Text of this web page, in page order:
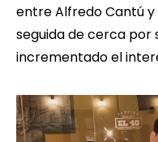
entre Alfredo Cantú y
seguida de cerca por
incrementado el